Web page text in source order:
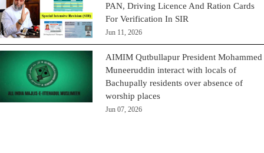
PAN, Driving Licence And Ration Cards
For Verification In SIR
Jun 11, 2026
AIMIM Qutbullapur President Mohammed
Muneeruddin interact with locals of
Bachupally residents over absence of
worship places
Jun 07, 2026